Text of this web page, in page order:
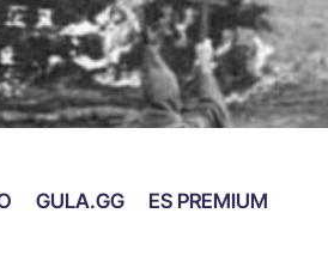
GULA.GG ES PREMIUM